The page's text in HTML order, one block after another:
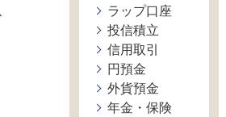
ラップ口座
投信積立
信用取引
円預金
外貨預金
年金・保険